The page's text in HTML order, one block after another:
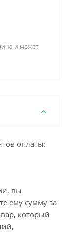
и может
оплаты:
вы
ему сумму за
который